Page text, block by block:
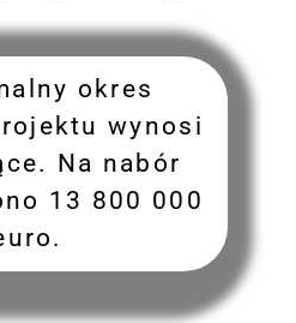
okres
wynosi
Na nabór
13 800 000